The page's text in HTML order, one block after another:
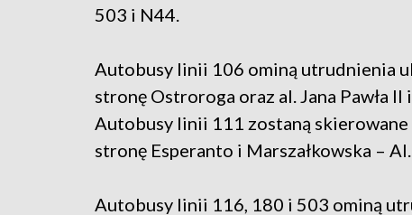
503 i N44.
Autobusy linii 106 ominą utrudnienia
stronę Ostroroga oraz al. Jana Pawła
Autobusy linii 111 zostaną skierowane
stronę Esperanto i Marszałkowska –
Autobusy linii 116, 180 i 503 ominą